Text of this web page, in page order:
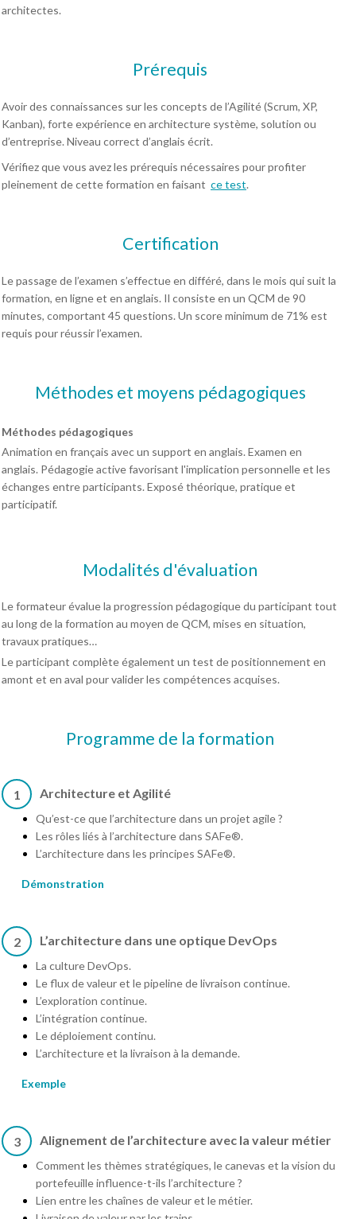
architectes.
Prérequis
Avoir des connaissances sur les concepts de l’Agilité (Scrum, XP,
Kanban), forte expérience en architecture système, solution ou
d’entreprise. Niveau correct d’anglais écrit.
Vérifiez que vous avez les prérequis nécessaires pour profiter
pleinement de cette formation en faisant ce test.
Certification
Le passage de l’examen s’effectue en différé, dans le mois qui suit la
formation, en ligne et en anglais. Il consiste en un QCM de 90
minutes, comportant 45 questions. Un score minimum de 71% est
requis pour réussir l’examen.
Méthodes et moyens pédagogiques
Méthodes pédagogiques
Animation en français avec un support en anglais. Examen en
anglais. Pédagogie active favorisant l'implication personnelle et les
échanges entre participants. Exposé théorique, pratique et
participatif.
Modalités d'évaluation
Le formateur évalue la progression pédagogique du participant tout
au long de la formation au moyen de QCM, mises en situation,
travaux pratiques…
Le participant complète également un test de positionnement en
amont et en aval pour valider les compétences acquises.
Programme de la formation
1 Architecture et Agilité
Qu’est-ce que l’architecture dans un projet agile ?
Les rôles liés à l’architecture dans SAFe®.
L’architecture dans les principes SAFe®.
Démonstration
2 L’architecture dans une optique DevOps
La culture DevOps.
Le flux de valeur et le pipeline de livraison continue.
L’exploration continue.
L’intégration continue.
Le déploiement continu.
L’architecture et la livraison à la demande.
Exemple
3 Alignement de l’architecture avec la valeur métier
Comment les thèmes stratégiques, le canevas et la vision du
portefeuille influence-t-ils l’architecture ?
Lien entre les chaînes de valeur et le métier.